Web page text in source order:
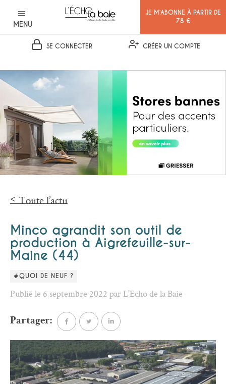
MENU
JE M’ABONNE À PARTIR DE
78 €
SE CONNECTER CRÉER UN COMPTE
Toute l’actu
Minco agrandit son outil de
production à Aigrefeuille-sur-
Maine (44)
#QUOI DE NEUF ?
Publié le 6 septembre 2022 par L'Echo de la Baie
Partager: